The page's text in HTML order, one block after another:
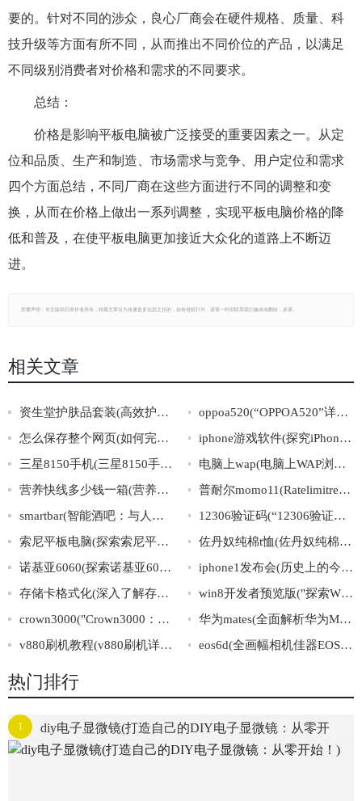
要的。针对不同的涉众，良心厂商会在硬件规格、质量、科
技升级等方面有所不同，从而推出不同价位的产品，以满足
不同级别消费者对价格和需求的不同要求。
总结：
价格是影响平板电脑被广泛接受的重要因素之一。从定
位和品质、生产和制造、市场需求与竞争、用户定位和需求
四个方面总结，不同厂商在这些方面进行不同的调整和变
换，从而在价格上做出一系列调整，实现平板电脑价格的降
低和普及，在使平板电脑更加接近大众化的道路上不断迈
进。
郑重声明：本文版权归原作者所有，转载文章仅为传播更多信息之目的，如有侵权行为，请第一时间联系我们修改或删除，多谢。
相关文章
资生堂护肤品套装(高效护肤，闪亮每一天——资生堂全套护肤品值得拥有)
oppoa520(“OPPOA520”详解：配置、功能、使用心得)
怎么保存整个网页(如何完整保存网页内容)
iphone游戏软件(探究iPhone游戏软件市场：前景、趋势与商业模式)
三星8150手机(三星8150手机的功能详解及评测)
电脑上wap(电脑上WAP浏览器如何设置)
营养快线多少钱一箱(营养快线一箱多少钱？价格揭秘！)
普耐尔momo11(Ratelimitreachedfordefault-gpt-3.5-turboinorganizationorg-mQGBEZsfd3sA
smartbar(智能酒吧：与人工智能共享一杯美酒)
12306验证码(“12306验证码”是如何应对机器识别的？)
索尼平板电脑(探索索尼平板电脑的优势与劣势)
佐丹奴纯棉t恤(佐丹奴纯棉T恤：穿上自然舒适，呵护健康肌肤)
诺基亚6060(探索诺基亚6060的光辉历程)
iphone1发布会(历史上的今天：iphone1首次亮相，开启智能手机革命)
存储卡格式化(深入了解存储卡格式化技巧在线指南)
win8开发者预览版("探索WIN8开发者预览版：全方位解析Windows8的新特性与开发技巧")
crown3000("Crown3000：尘封的古代文明之谜")
华为mates(全面解析华为MateS：内外兼备，让你尽情体验智能生活)
v880刷机教程(v880刷机详细步骤，快速安装指南)
eos6d(全画幅相机佳器EOS6D，你值得拥有。)
热门排行
1
diy电子显微镜(打造自己的DIY电子显微镜：从零开
始！)